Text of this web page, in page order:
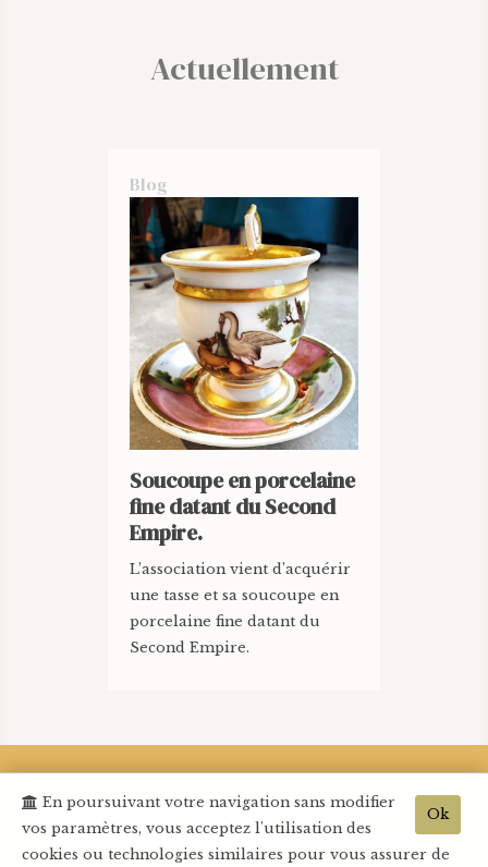
Actuellement
Blog
Soucoupe en porcelaine
fine datant du Second
Empire.
L’association vient d’acquérir
une tasse et sa soucoupe en
porcelaine fine datant du
Second Empire.
Plan d'accès•Nous contacter•Mentions légales
Protection des données•Publications•
Ok
En poursuivant votre navigation sans modifier
vos paramètres, vous acceptez l'utilisation des
cookies ou technologies similaires pour vous assurer de